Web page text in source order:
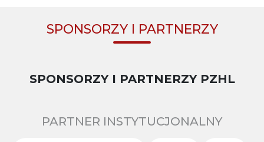
SPONSORZY I PARTNERZY
SPONSORZY I PARTNERZY PZHL
PARTNER INSTYTUCJONALNY